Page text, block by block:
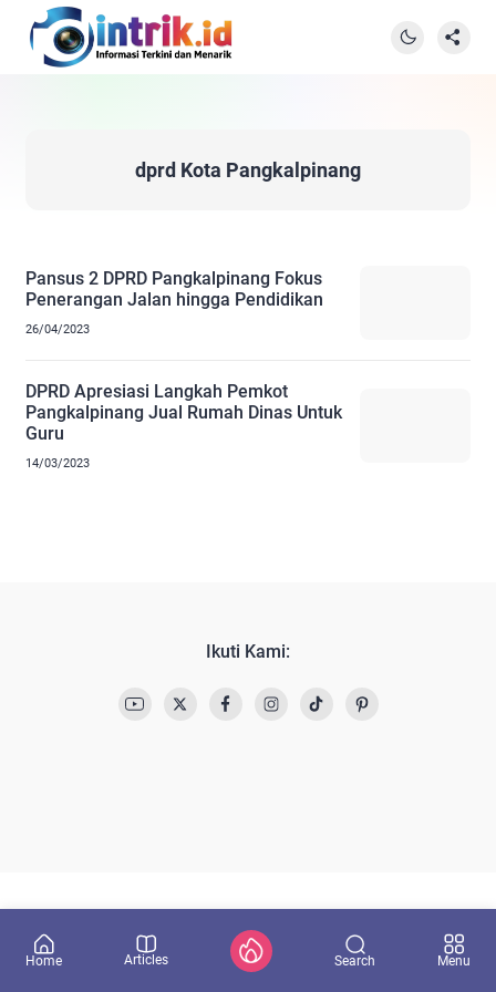
dprd Kota Pangkalpinang
Pansus 2 DPRD Pangkalpinang Fokus
Penerangan Jalan hingga Pendidikan
26/04/2023
DPRD Apresiasi Langkah Pemkot
Pangkalpinang Jual Rumah Dinas Untuk
Guru
14/03/2023
Ikuti Kami:
Home Articles Search Menu